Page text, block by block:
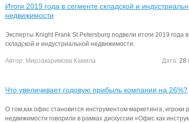
Итоги 2019 года в сегменте складской и
недвижимости
Эксперты Knight Frank St Petersburg подвели итоги 2019 года
складской и индустриальной недвижимости.
Автор: Мирзакаримова Камила Дата: 28
Что увеличивает годовую прибыль компании на 26%?
О том,как офис становится инструментом маркетинга, игроки
недвижимости говорили в рамках дискуссии «Офис как